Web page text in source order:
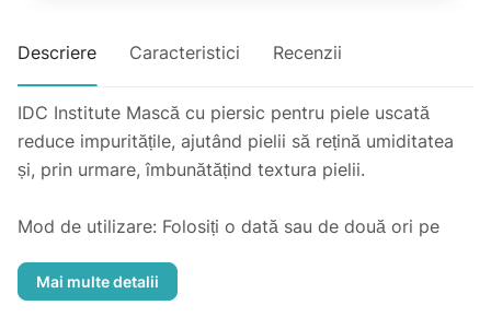
Descriere Caracteristici Recenzii
IDC Institute Mască cu piersic pentru piele uscată
reduce impuritățile, ajutând pielii să rețină umiditatea
și, prin urmare, îmbunătățind textura pielii.
Mod de utilizare: Folosiți o dată sau de două ori pe
de 15 minute, îndepărtați și masați orice produs rămas